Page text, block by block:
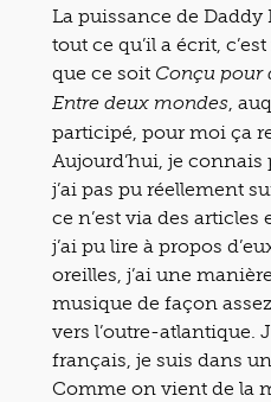
La puissance de Daddy
tout ce qu’il a écrit,
que ce soit Conçu pour
Entre deux mondes ,
participé, pour moi ça
Aujourd’hui, je connais
j’ai pas pu réellement
ce n’est via des articles
j’ai pu lire à propos
oreilles, j’ai une
musique de façon
vers l’outre-atlantique.
français, je suis dans
Comme on vient de la